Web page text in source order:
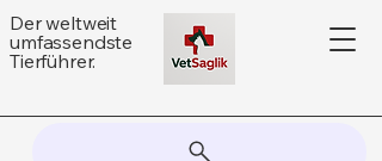
Der weltweit
umfassendste
Tierführer.